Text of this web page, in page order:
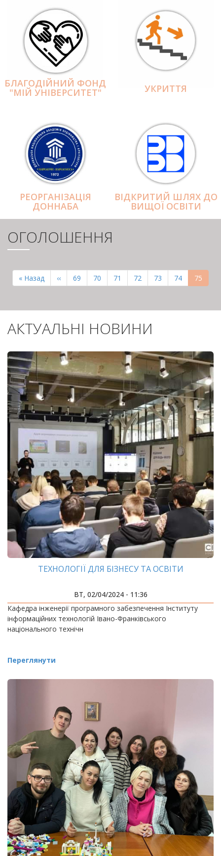
БЛАГОДІЙНИЙ ФОНД
"МІЙ УНІВЕРСИТЕТ" УКРИТТЯ
РЕОРГАНІЗАЦІЯ
ДОННАБА
ВІДКРИТИЙ ШЛЯХ ДО
ВИЩОЇ ОСВІТИ
ОГОЛОШЕННЯ
СТОРІНКИ
Перша
сторінка
« Назад
Попередня
сторінка
‹‹ Page
69 Page
70 Page
71 Page
72 Page
73 Page
74 75
АКТУАЛЬНІ НОВИНИ
ТЕХНОЛОГІЇ ДЛЯ БІЗНЕСУ ТА ОСВІТИ
ВТ, 02/04/2024 - 11:36
Кафедра інженерії програмного забезпечення Інституту
інформаційних технологій Івано-Франківського
національного технічн
Переглянути